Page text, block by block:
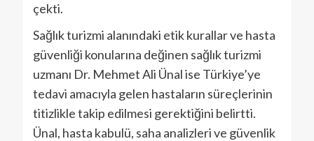
çekti.
Sağlık turizmi alanındaki etik kurallar ve hasta
güvenliği konularına değinen sağlık turizmi
uzmanı Dr. Mehmet Ali Ünal ise Türkiye’ye
tedavi amacıyla gelen hastaların süreçlerinin
titizlikle takip edilmesi gerektiğini belirtti.
Ünal, hasta kabulü, saha analizleri ve güvenlik